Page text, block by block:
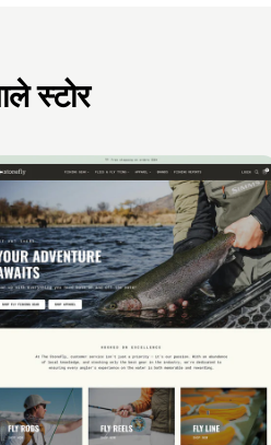
स्टोर